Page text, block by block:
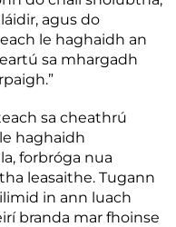
agus do
le haghaidh an
sa mhargadh
sa cheathrú
haghaidh
forbróga nua
leasaithe. Tugann
in ann luach
branda mar fhoinse